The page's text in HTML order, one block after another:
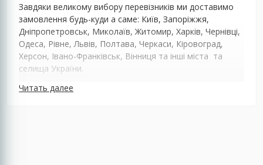
Завдяки великому вибору перевізників ми доставимо
замовлення будь-куди а саме: Київ, Запоріжжя,
Дніпропетровськ, Миколаїв, Житомир, Харків, Чернівці,
Одеса, Рівне, Львів, Полтава, Черкаси, Кіровоград,
Херсон, Івано-Франківськ, Вінниця та інші міста та
селища України.
Читать далее